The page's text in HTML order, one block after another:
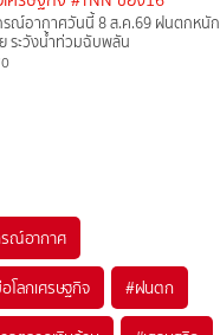
ณ์อากาศวันนี้ 8 ส.ค.69 ฝนตกหนัก
ระวังน้ำท่วมฉับพลัน
ณ์อากาศ
โลกเศรษฐกิจ #ฝนตก